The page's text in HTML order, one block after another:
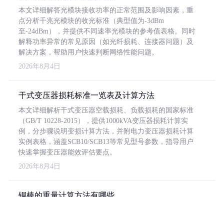
本文详细解答光模块接收功率的正常范围及影响因素，重
点分析千兆光模块的收光标准（典型值为-3dBm
至-24dBm），并提供不同速率光模块的参考值表格。同时
解释功率异常的常见原因（如光纤损耗、连接器问题）及
解决方案，帮助用户快速判断网络性能问题。
2026年8月4日
干式变压器损耗标准一览表及计算方法
本文详细解析干式变压器空载损耗、负载损耗的国家标准
（GB/T 10228-2015），提供1000kVA变压器损耗计算实
例，分步骤说明变损计算方法，并附电力变压器损耗计算
实例表格，涵盖SCB10/SCB13等常见型号参数，指导用户
快速掌握变压器能效评估要点。
2026年8月4日
铜棒的重量计算方法有哪些